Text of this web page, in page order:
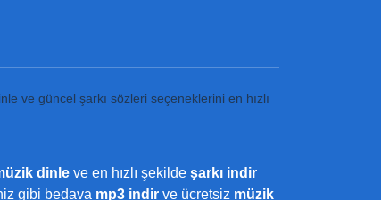
ve güncel şarkı sözleri seçeneklerini en hızlı
dinleve en hızlı şekilde şarkı indir
gibi bedava mp3 indirve ücretsiz müzik